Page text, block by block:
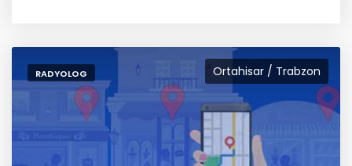
Ortahisar / Trabzon
RADYOLOG